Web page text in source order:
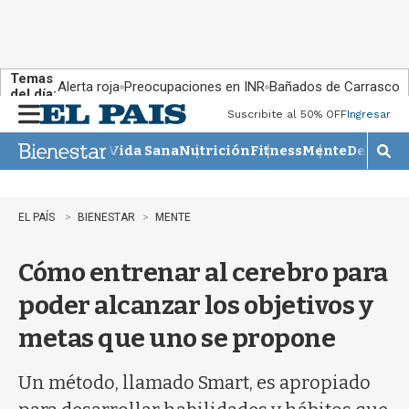
Temas
del día:Alerta roja Preocupaciones en INR Bañados de Carrasco
n
u
Suscribite al 50% OFFIngresar
Vida SanaNutriciónFitnessMente
M
o
r
b
EL PAÍS BIENESTAR MENTE
Cómo entrenar al cerebro para
poder alcanzar los objetivos y
metas que uno se propone
Un método, llamado Smart, es apropiado